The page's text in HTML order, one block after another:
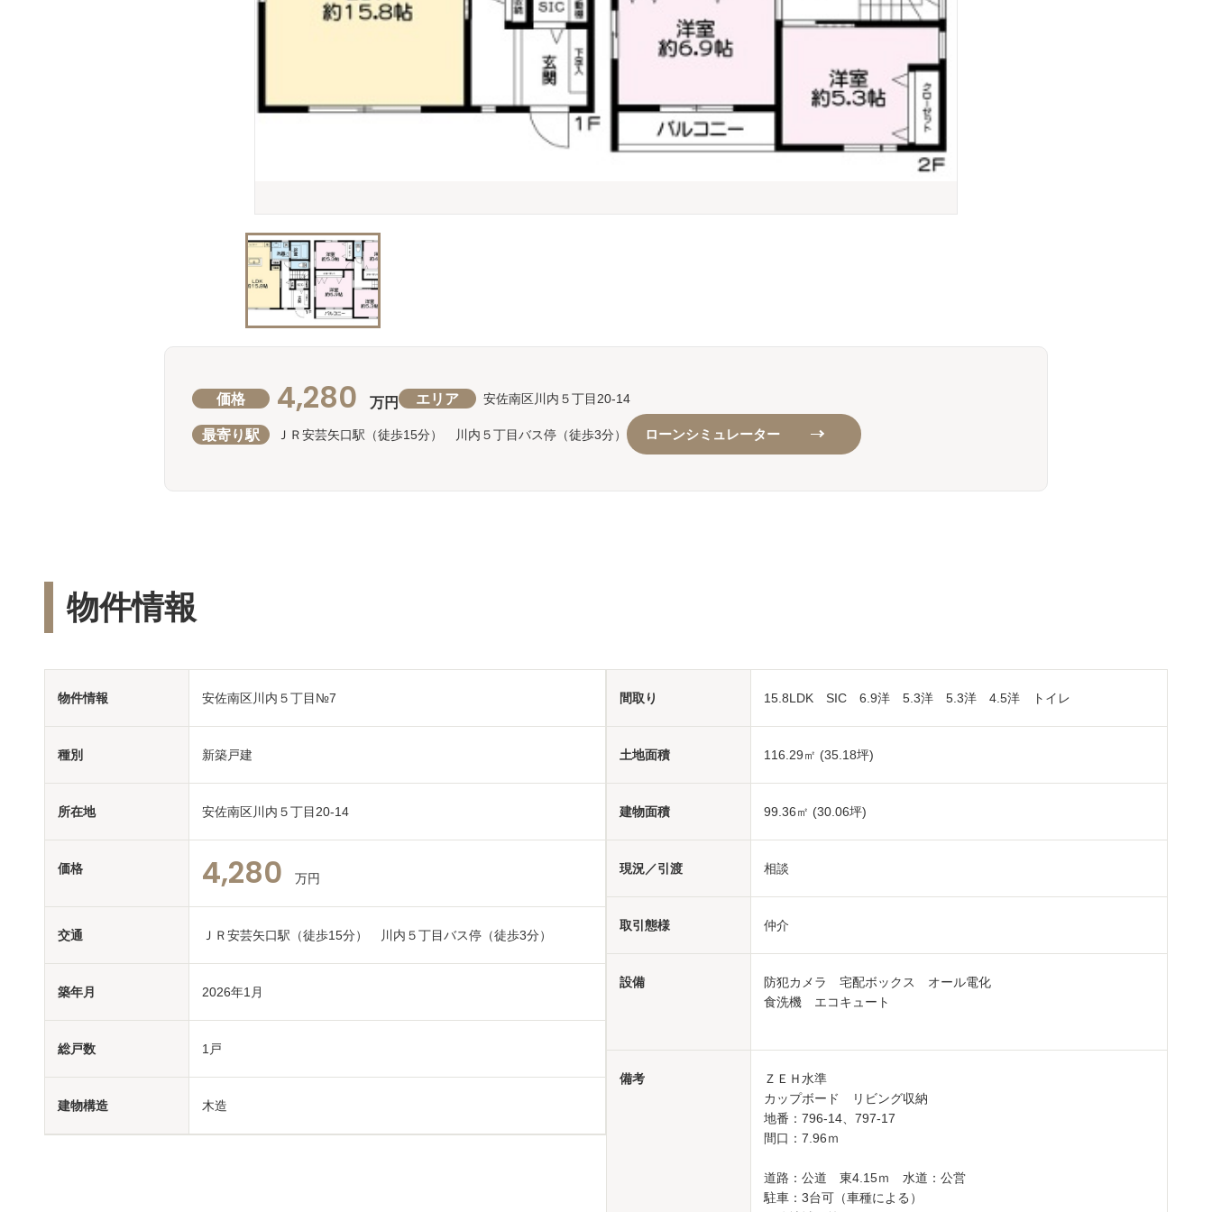
価格 4,280 万円 エリア 安佐南区川内５丁目20-14
最寄り駅 ＪＲ安芸矢口駅（徒歩15分） 川内５丁目バス停（徒歩3分） ローンシミュレーター
物件情報
物件情報 安佐南区川内５丁目№7
種別 新築戸建
所在地 安佐南区川内５丁目20-14
価格 4,280 万円
交通 ＪＲ安芸矢口駅（徒歩15分） 川内５丁目バス停（徒歩3分）
築年月 2026年1月
総戸数 1戸
建物構造 木造
間取り 15.8LDK SIC 6.9洋 5.3洋 5.3洋 4.5洋 トイレ
土地面積 116.29㎡ (35.18坪)
建物面積 99.36㎡ (30.06坪)
現況／引渡 相談
取引態様 仲介
設備
防犯カメラ 宅配ボックス オール電化
食洗機 エコキュート
備考
ＺＥＨ水準
カップボード リビング収納
地番：796-14、797-17
間口：7.96ｍ
道路：公道 東4.15ｍ 水道：公営
駐車：3台可（車種による）